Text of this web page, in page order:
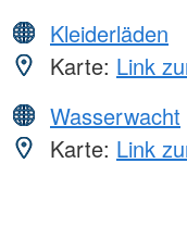
Kleiderläden
Karte: Link
Wasserwacht
Karte: Link